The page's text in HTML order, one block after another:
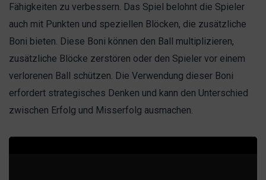
Fähigkeiten zu verbessern. Das Spiel belohnt die Spieler
auch mit Punkten und speziellen Blöcken, die zusätzliche
Boni bieten. Diese Boni können den Ball multiplizieren,
zusätzliche Blöcke zerstören oder den Spieler vor einem
verlorenen Ball schützen. Die Verwendung dieser Boni
erfordert strategisches Denken und kann den Unterschied
zwischen Erfolg und Misserfolg ausmachen.